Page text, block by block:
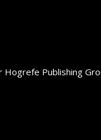
Hogrefe Publishing